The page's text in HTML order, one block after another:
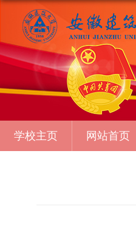
学校主页 网站首页